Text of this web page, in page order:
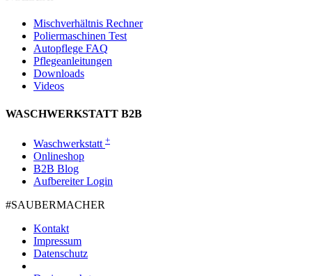
Mischverhältnis Rechner
Poliermaschinen Test
Autopflege FAQ
Pflegeanleitungen
Downloads
Videos
WASCHWERKSTATT B2B
Waschwerkstatt +
Onlineshop
B2B Blog
Aufbereiter Login
#SAUBER­MACHER
Kontakt
Impressum
Datenschutz